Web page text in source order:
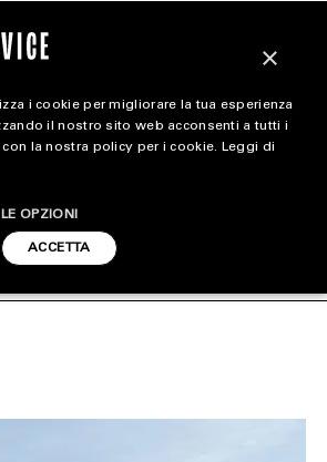
magazine
STYLE
FOOTWEARSOLDOUTSERVICE
×
i cookie per migliorare la tua esperienza
il nostro sito web acconsenti a tutti i
la nostra policy per i cookie. Leggi di
ACCETTA
OPZIONI